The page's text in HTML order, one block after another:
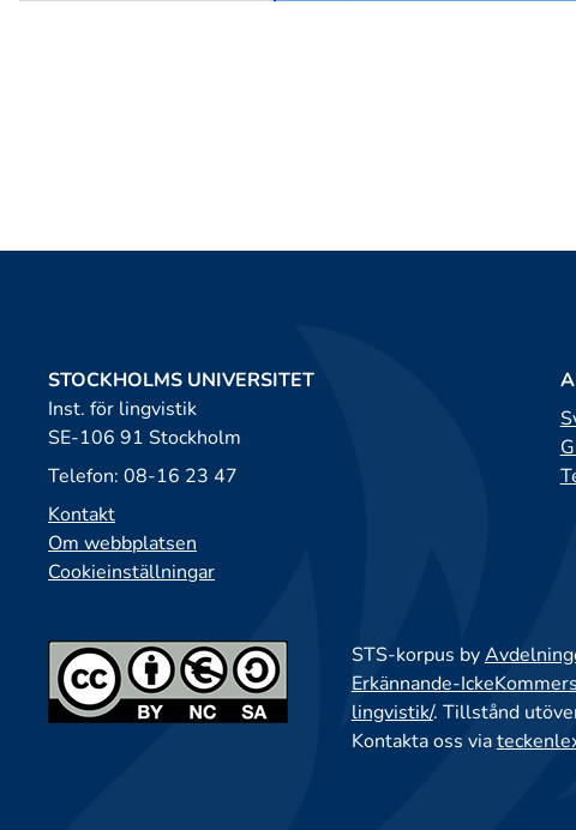
STOCKHOLMS UNIVERSITET
Inst. för lingvistik
SE-106 91 Stockholm
Telefon: 08-16 23 47
Kontakt
Om webbplatsen
Cookieinställningar
STS-korpus by
Erkännande-
lingvistik/. Tillstånd
Kontakta oss via